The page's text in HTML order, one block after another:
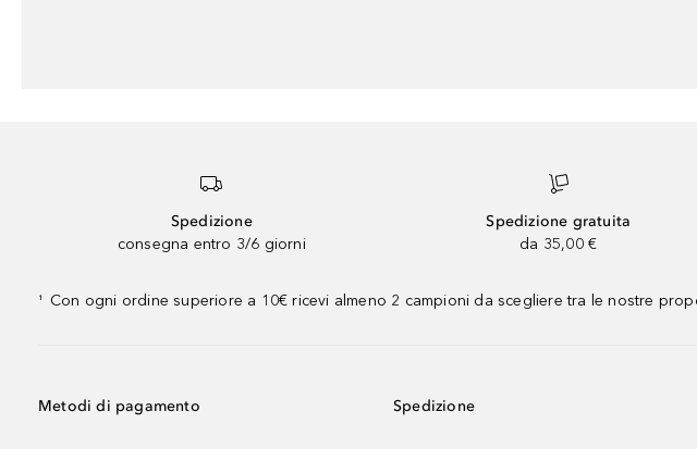
Spedizione
consegna entro 3/6 giorni
Spedizione gratuita
da 35,00 €
¹ Con ogni ordine superiore a 10€ ricevi almeno 2 campioni da scegliere tra le nostre
Metodi di pagamento Spedizione